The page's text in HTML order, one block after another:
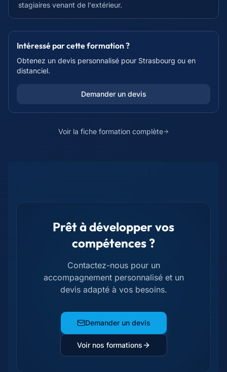
stagiaires venant de l'extérieur.
Intéressé par cette formation ?
Obtenez un devis personnalisé pour Strasbourg ou en
distanciel.
Demander un devis
Voir la fiche formation complète
Prêt à développer vos
compétences ?
Contactez-nous pour un
accompagnement personnalisé et un
devis adapté à vos besoins.
Demander un devis
Voir nos formations